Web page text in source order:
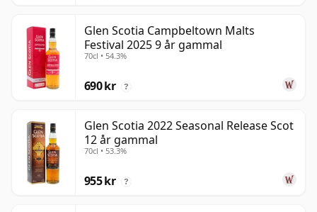
Glen Scotia Campbeltown Malts
Festival 2025 9 år gammal
70cl • 54.3%
690 kr ?
Glen Scotia 2022 Seasonal Release Scot
12 år gammal
70cl • 53.3%
955 kr ?